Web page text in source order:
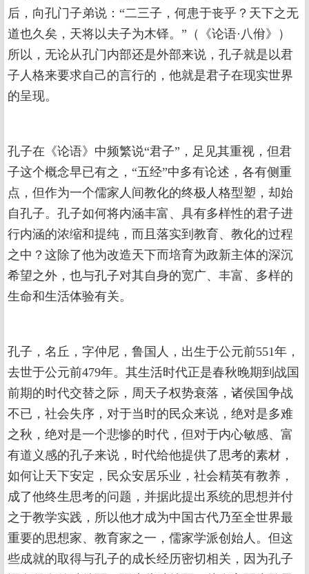
后，向孔门子弟说：“二三子，何患于丧乎？天下之无
道也久矣，天将以夫子为木铎。”（《论语·八佾》）
所以，无论从孔门内部还是外部来说，孔子就是以君
子人格来要求自己的言行的，他就是君子在现实世界
的呈现。
孔子在《论语》中频繁说“君子”，足见其重视，但君
子这个概念早已有之，“五经”中多有论述，各有侧重
点，但作为一个儒家人间教化的终极人格型塑，却始
自孔子。孔子如何将内涵丰富、具有多样性的君子进
行内涵的浓缩和提纯，而且落实到教育、教化的过程
之中？这除了他为改造天下而培育为政新主体的深沉
希望之外，也与孔子对其自身的宽广、丰富、多样的
生命和生活体验有关。
孔子，名丘，字仲尼，鲁国人，出生于公元前551年，
去世于公元前479年。其生活时代正是春秋晚期到战国
前期的时代交替之际，周天子权势衰落，诸侯国争战
不已，社会失序，对于当时的民众来说，绝对是多难
之秋，绝对是一个悲惨的时代，但对于内心敏感、富
有道义感的孔子来说，时代给他提供了思考的素材，
如何让天下安定，民众安居乐业，社会精英有教养，
成了他终生思考的问题，并据此提出系统的思想并付
之于教学实践，所以他才成为中国古代乃至全世界最
重要的思想家、教育家之一，儒家学派创始人。但这
些成就的取得与孔子的成长经历密切相关，因为孔子